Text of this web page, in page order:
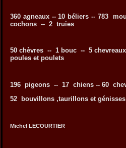
360 agneaux -- 10 béliers -- 783
cochons -- 2 truies
50 chèvres -- 1 bouc -- 5
poules et poulets
196 pigeons -- 17 chiens -- 60
52 bouvillons ,taurillons et
Michel LECOURTIER